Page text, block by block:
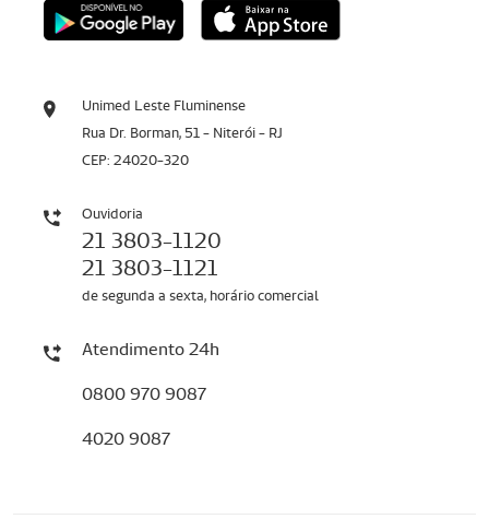
Unimed Leste Fluminense
Rua Dr. Borman, 51 - Niterói - RJ
CEP: 24020-320
Ouvidoria
21 3803-1120
21 3803-1121
de segunda a sexta, horário comercial
Atendimento 24h
0800 970 9087
4020 9087